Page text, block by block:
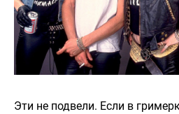
Эти не подвели. Если в